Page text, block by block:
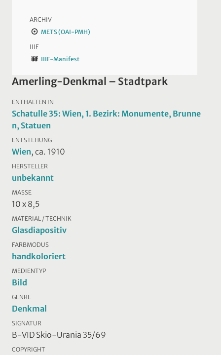
ARCHIV
METS (OAI-PMH)
IIIF
IIIF-Manifest
Amerling-Denkmal – Stadtpark
ENTHALTEN IN
Schatulle 35: Wien, 1. Bezirk: Monumente, Brunne
n, Statuen
ENTSTEHUNG
Wien, ca. 1910
HERSTELLER
unbekannt
MASSE
10 x 8,5
MATERIAL / TECHNIK
Glasdiapositiv
FARBMODUS
handkoloriert
MEDIENTYP
Bild
GENRE
Denkmal
SIGNATUR
B-VID Skio-Urania 35/69
COPYRIGHT